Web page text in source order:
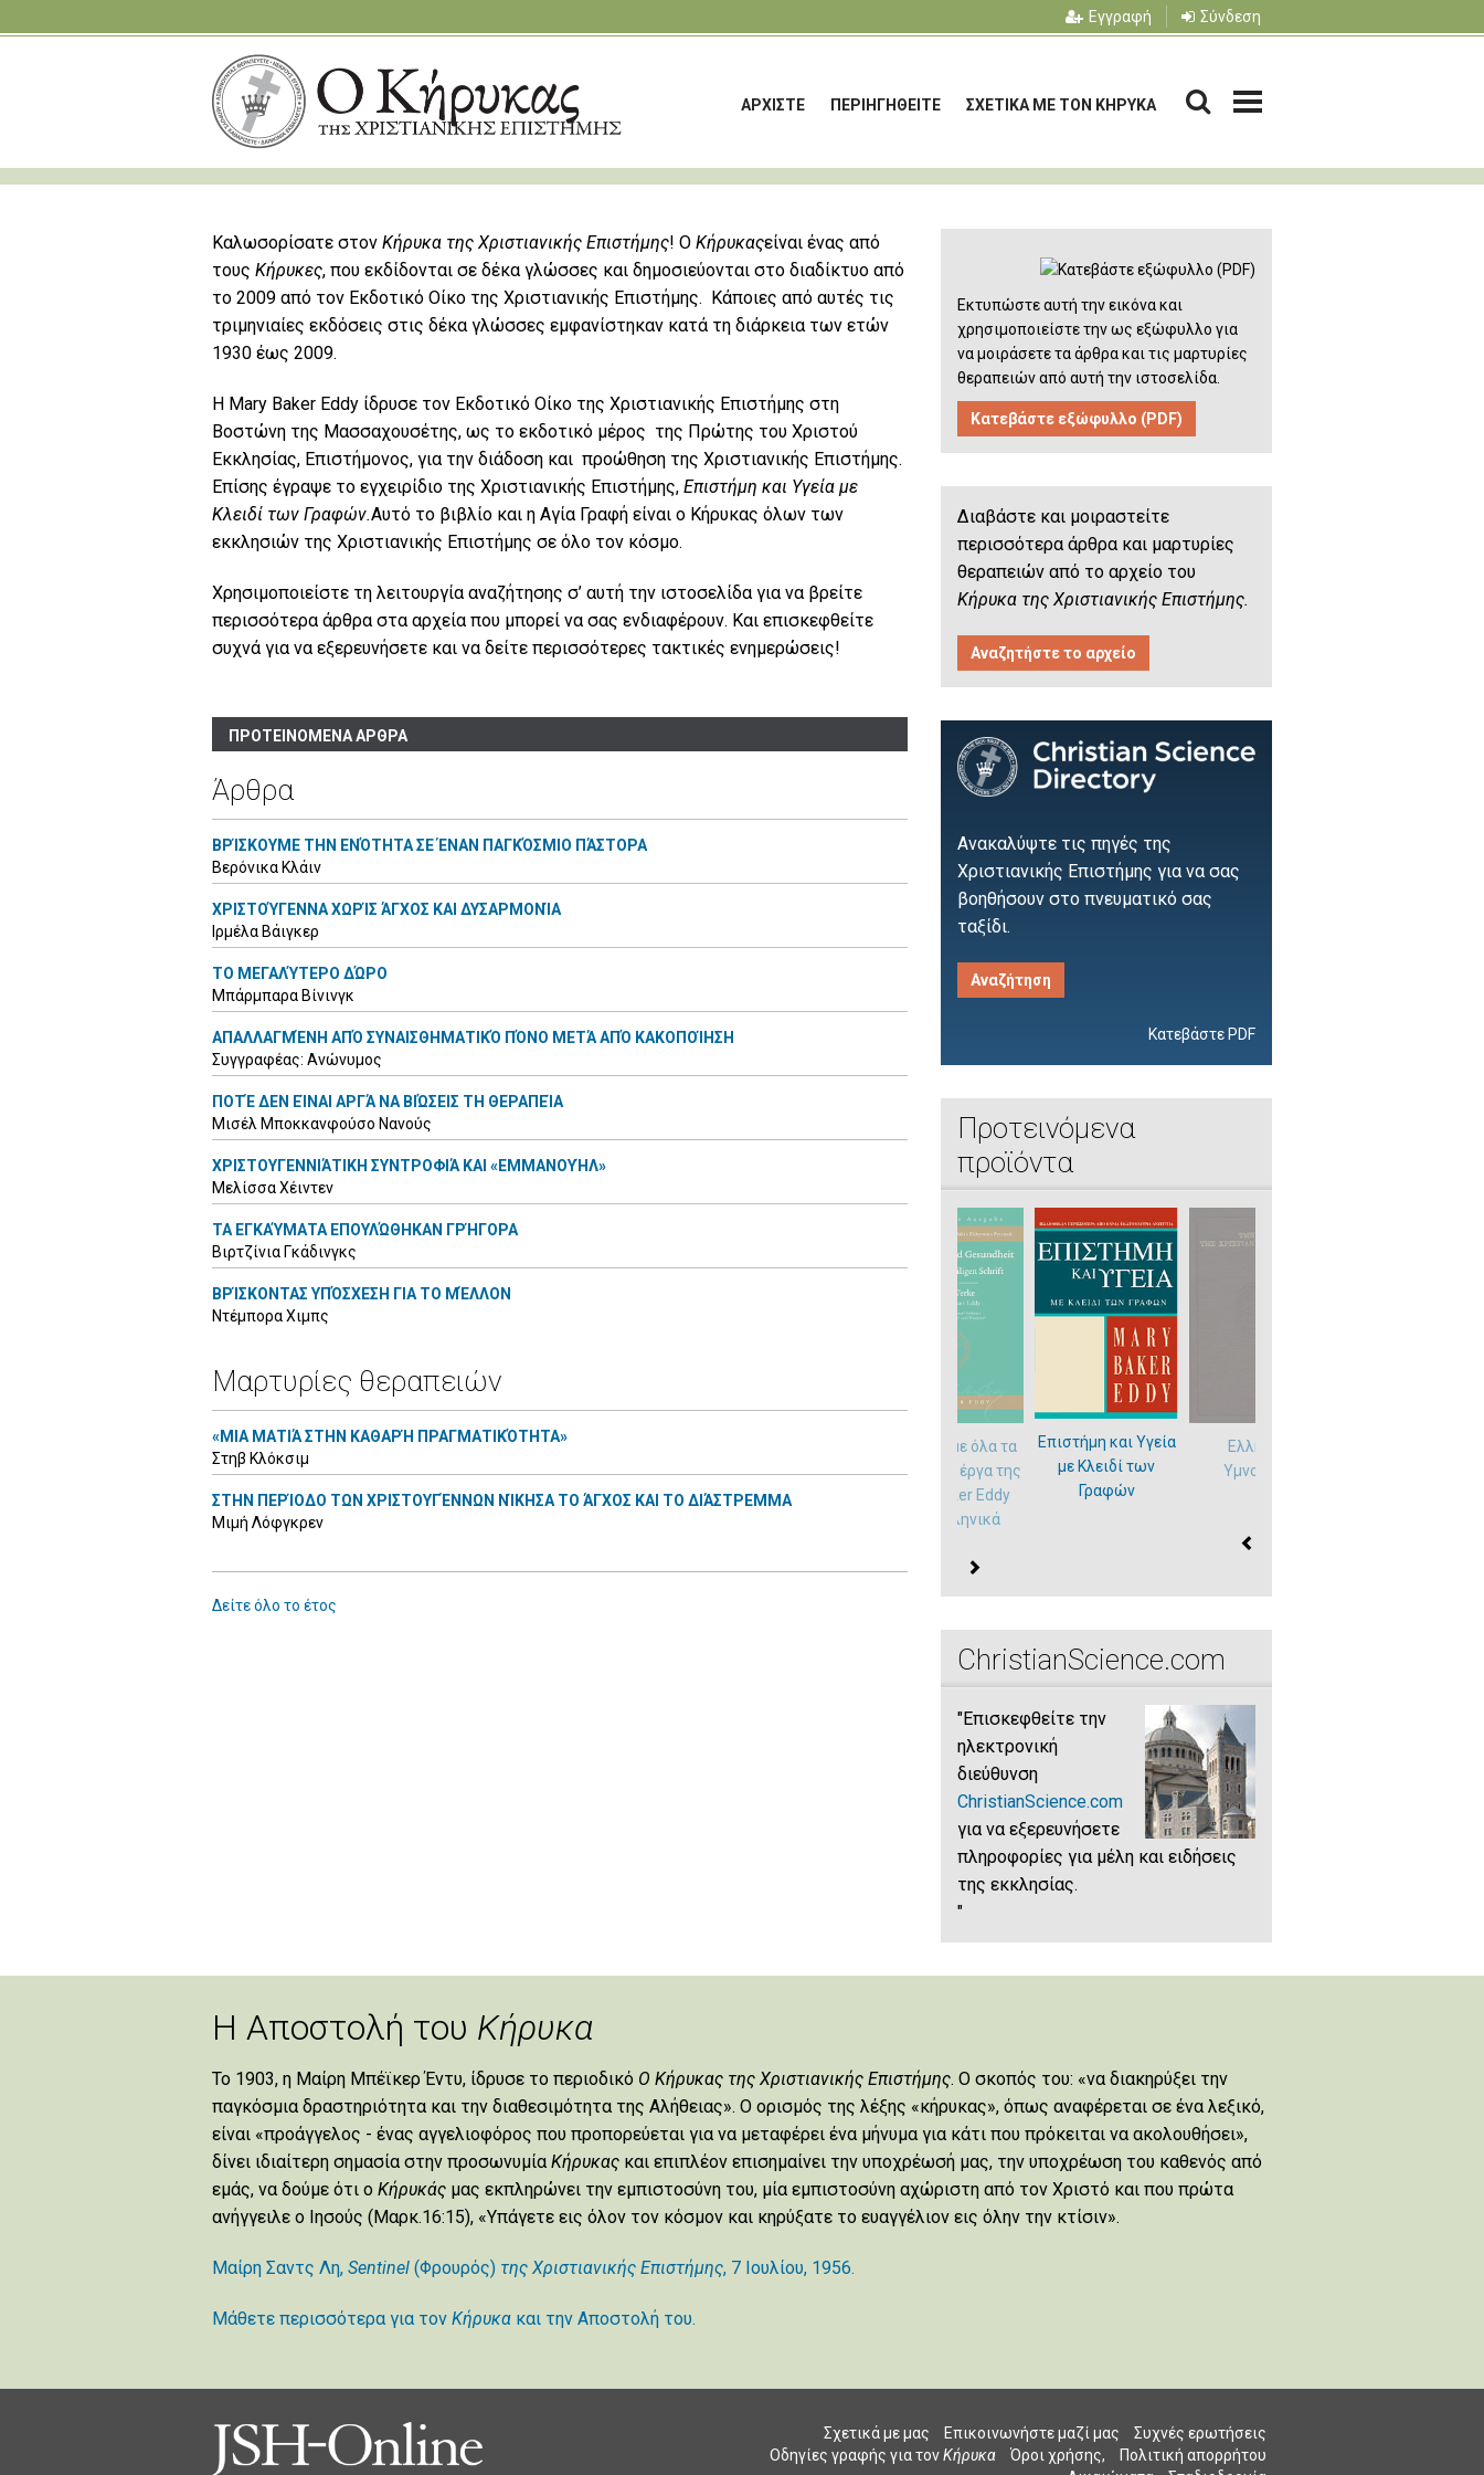
Εγγραφή Σύνδεση
ΑΡΧΙΣΤΕ ΠΕΡΙΗΓΗΘΕΙΤΕ ΣΧΕΤΙΚΑ ΜΕ ΤΟΝ ΚΗΡΥΚΑ
Καλωσορίσατε στον Κήρυκα της Χριστιανικής Επιστήμης! Ο Κήρυκαςείναι ένας από
τους Κήρυκες, που εκδίδονται σε δέκα γλώσσες και δημοσιεύονται στο διαδίκτυο από
το 2009 από τον Εκδοτικό Οίκο της Χριστιανικής Επιστήμης. Κάποιες από αυτές τις
τριμηνιαίες εκδόσεις στις δέκα γλώσσες εμφανίστηκαν κατά τη διάρκεια των ετών
1930 έως 2009.
Η Mary Baker Eddy ίδρυσε τον Εκδοτικό Οίκο της Χριστιανικής Επιστήμης στη
Βοστώνη της Μασσαχουσέτης, ως το εκδοτικό μέρος της Πρώτης του Χριστού
Εκκλησίας, Επιστήμονος, για την διάδοση και προώθηση της Χριστιανικής Επιστήμης.
Επίσης έγραψε το εγχειρίδιο της Χριστιανικής Επιστήμης, Επιστήμη και Υγεία με
Κλειδί των Γραφών.Αυτό το βιβλίο και η Αγία Γραφή είναι ο Κήρυκας όλων των
εκκλησιών της Χριστιανικής Επιστήμης σε όλο τον κόσμο.
Χρησιμοποιείστε τη λειτουργία αναζήτησης σ’ αυτή την ιστοσελίδα για να βρείτε
περισσότερα άρθρα στα αρχεία που μπορεί να σας ενδιαφέρουν. Και επισκεφθείτε
συχνά για να εξερευνήσετε και να δείτε περισσότερες τακτικές ενημερώσεις!
ΠΡΟΤΕΙΝΟΜΕΝΑ ΑΡΘΡΑ
Άρθρα
ΒΡΊΣΚΟΥΜΕ ΤΗΝ ΕΝΌΤΗΤΑ ΣΕ ΈΝΑΝ ΠΑΓΚΌΣΜΙΟ ΠΆΣΤΟΡΑ
Βερόνικα Κλάιν
ΧΡΙΣΤΟΎΓΕΝΝΑ ΧΩΡΊΣ ΆΓΧΟΣ ΚΑΙ ΔΥΣΑΡΜΟΝΊΑ
Ιρμέλα Βάιγκερ
ΤΟ ΜΕΓΑΛΎΤΕΡΟ ΔΏΡΟ
Μπάρμπαρα Βίνινγκ
ΑΠΑΛΛΑΓΜΈΝΗ ΑΠΌ ΣΥΝΑΙΣΘΗΜΑΤΙΚΌ ΠΌΝΟ ΜΕΤΆ ΑΠΌ ΚΑΚΟΠΟΊΗΣΗ
Συγγραφέας: Ανώνυμος
ΠΟΤΈ ΔΕΝ ΕΊΝΑΙ ΑΡΓΆ ΝΑ ΒΙΏΣΕΙΣ ΤΗ ΘΕΡΑΠΕΊΑ
Μισέλ Μποκκανφούσο Νανούς
ΧΡΙΣΤΟΥΓΕΝΝΙΆΤΙΚΗ ΣΥΝΤΡΟΦΙΆ ΚΑΙ «ΕΜΜΑΝΟΥΉΛ»
Μελίσσα Χέιντεν
ΤΑ ΕΓΚΑΎΜΑΤΑ ΕΠΟΥΛΏΘΗΚΑΝ ΓΡΉΓΟΡΑ
Βιρτζίνια Γκάδινγκς
ΒΡΊΣΚΟΝΤΑΣ ΥΠΌΣΧΕΣΗ ΓΙΑ ΤΟ ΜΈΛΛΟΝ
Ντέμπορα Χιμπς
Μαρτυρίες θεραπειών
«ΜΙΑ ΜΑΤΙΆ ΣΤΗΝ ΚΑΘΑΡΉ ΠΡΑΓΜΑΤΙΚΌΤΗΤΑ»
Στηβ Κλόκσιμ
ΣΤΗΝ ΠΕΡΊΟΔΟ ΤΩΝ ΧΡΙΣΤΟΥΓΈΝΝΩΝ ΝΊΚΗΣΑ ΤΟ ΆΓΧΟΣ ΚΑΙ ΤΟ ΔΙΆΣΤΡΕΜΜΑ
Μιμή Λόφγκρεν
Δείτε όλο το έτος
Εκτυπώστε αυτή την εικόνα και
χρησιμοποιείστε την ως εξώφυλλο για
να μοιράσετε τα άρθρα και τις μαρτυρίες
θεραπειών από αυτή την ιστοσελίδα.
Κατεβάστε εξώφυλλο (PDF)
Διαβάστε και μοιραστείτε
περισσότερα άρθρα και μαρτυρίες
θεραπειών από το αρχείο του
Κήρυκα της Χριστιανικής Επιστήμης.
Αναζητήστε το αρχείο
Ανακαλύψτε τις πηγές της
Χριστιανικής Επιστήμης για να σας
βοηθήσουν στο πνευματικό σας
ταξίδι.
Αναζήτηση
Κατεβάστε PDF
Προτεινόμενα
προϊόντα
Υμνολόγιο
CD-ROM με όλα τα
διαθέσιμα έργα της
Mary Baker Eddy
στα Ελληνικά
Επιστήμη και Υγεία
με Κλειδί των
Γραφών
Ελληνικό
Υμνολόγιο
ChristianScience.com
"Eπισκεφθείτε την
ηλεκτρονική
διεύθυνση
ChristianScience.com
για να εξερευνήσετε
πληροφορίες για μέλη και ειδήσεις
της εκκλησίας.
"
Η Αποστολή του Κήρυκα
Το 1903, η Μαίρη Μπέϊκερ Έντυ, ίδρυσε το περιοδικό Ο Κήρυκας της Χριστιανικής Επιστήμης. Ο σκοπός του: «να διακηρύξει την
παγκόσμια δραστηριότητα και την διαθεσιμότητα της Αλήθειας». Ο ορισμός της λέξης «κήρυκας», όπως αναφέρεται σε ένα λεξικό,
είναι «προάγγελος - ένας αγγελιοφόρος που προπορεύεται για να μεταφέρει ένα μήνυμα για κάτι που πρόκειται να ακολουθήσει»,
δίνει ιδιαίτερη σημασία στην προσωνυμία Κήρυκας και επιπλέον επισημαίνει την υποχρέωσή μας, την υποχρέωση του καθενός από
εμάς, να δούμε ότι ο Κήρυκάς μας εκπληρώνει την εμπιστοσύνη του, μία εμπιστοσύνη αχώριστη από τον Χριστό και που πρώτα
ανήγγειλε ο Ιησούς (Μαρκ.16:15), «Υπάγετε εις όλον τον κόσμον και κηρύξατε το ευαγγέλιον εις όλην την κτίσιν».
Μαίρη Σαντς Λη, Sentinel (Φρουρός) της Χριστιανικής Επιστήμης, 7 Ιουλίου, 1956.
Μάθετε περισσότερα για τον Κήρυκα και την Αποστολή του.
Σχετικά με μας Επικοινωνήστε μαζί μας
Συχνές ερωτήσεις
Οδηγίες γραφής για τονΚήρυκα Όροι χρήσης,
Πολιτική απορρήτου